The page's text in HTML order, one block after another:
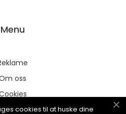
Menu
oss
Oss
cookies til at huske dine